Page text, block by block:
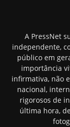
A PressNet
independente,
público em
importância
infirmativa, não
nacional,
rigorosos de
última hora,